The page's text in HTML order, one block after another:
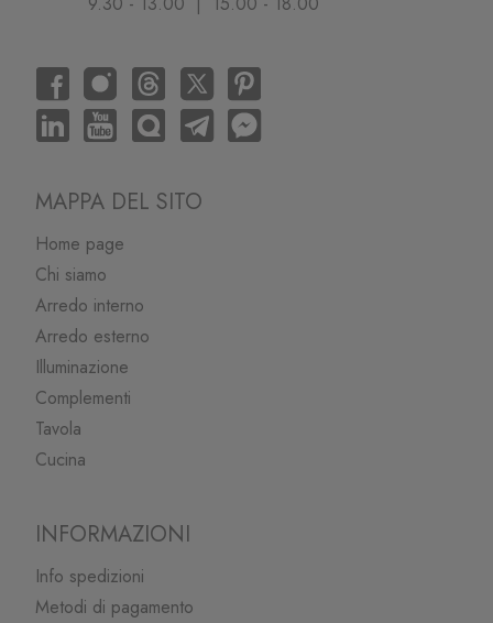
MAPPA DEL SITO
Home page
Chi siamo
Arredo interno
Arredo esterno
Illuminazione
Complementi
Tavola
Cucina
INFORMAZIONI
Info spedizioni
Metodi di pagamento